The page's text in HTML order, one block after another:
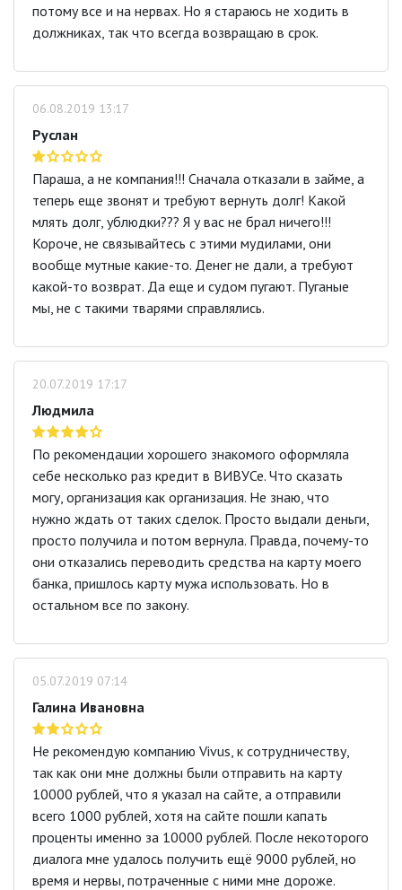
потому все и на нервах. Но я стараюсь не ходить в
должниках, так что всегда возвращаю в срок.
06.08.2019 13:17
Руслан
Параша, а не компания!!! Сначала отказали в займе, а
теперь еще звонят и требуют вернуть долг! Какой
млять долг, ублюдки??? Я у вас не брал ничего!!!
Короче, не связывайтесь с этими мудилами, они
вообще мутные какие-то. Денег не дали, а требуют
какой-то возврат. Да еще и судом пугают. Пуганые
мы, не с такими тварями справлялись.
20.07.2019 17:17
Людмила
По рекомендации хорошего знакомого оформляла
себе несколько раз кредит в ВИВУСе. Что сказать
могу, организация как организация. Не знаю, что
нужно ждать от таких сделок. Просто выдали деньги,
просто получила и потом вернула. Правда, почему-то
они отказались переводить средства на карту моего
банка, пришлось карту мужа использовать. Но в
остальном все по закону.
05.07.2019 07:14
Галина Ивановна
Не рекомендую компанию Vivus, к сотрудничеству,
так как они мне должны были отправить на карту
10000 рублей, что я указал на сайте, а отправили
всего 1000 рублей, хотя на сайте пошли капать
проценты именно за 10000 рублей. После некоторого
диалога мне удалось получить ещё 9000 рублей, но
время и нервы, потраченные с ними мне дороже.